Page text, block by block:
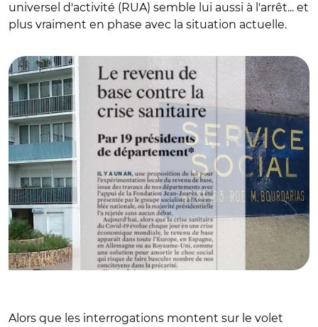
universel d'activité (RUA) semble lui aussi à l'arrêt... et
plus vraiment en phase avec la situation actuelle.
Alors que les interrogations montent sur le volet